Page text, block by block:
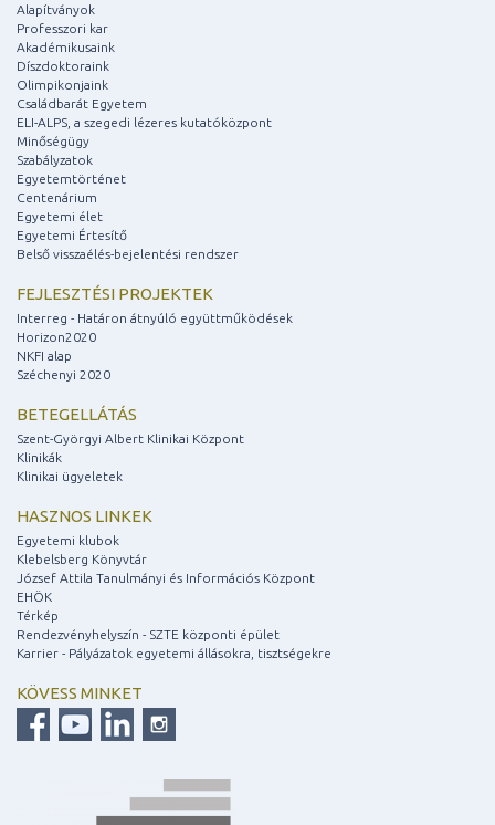
Alapítványok
Professzori kar
Akadémikusaink
Díszdoktoraink
Olimpikonjaink
Családbarát Egyetem
ELI-ALPS, a szegedi lézeres kutatóközpont
Minőségügy
Szabályzatok
Egyetemtörténet
Centenárium
Egyetemi élet
Egyetemi Értesítő
Belső visszaélés-bejelentési rendszer
FEJLESZTÉSI PROJEKTEK
Interreg - Határon átnyúló együttműködések
Horizon2020
NKFI alap
Széchenyi 2020
BETEGELLÁTÁS
Szent-Györgyi Albert Klinikai Központ
Klinikák
Klinikai ügyeletek
HASZNOS LINKEK
Egyetemi klubok
Klebelsberg Könyvtár
József Attila Tanulmányi és Információs Központ
EHÖK
Térkép
Rendezvényhelyszín - SZTE központi épület
Karrier - Pályázatok egyetemi állásokra, tisztségekre
KÖVESS MINKET